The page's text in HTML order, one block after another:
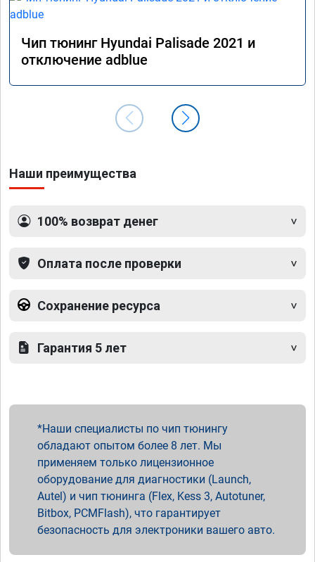
Чип тюнинг Hyundai Palisade 2021 и
отключение adblue
Наши преимущества
100% возврат денег
Оплата после проверки
Сохранение ресурса
Гарантия 5 лет
Наши специалисты по чип тюнингу
обладают опытом более 8 лет. Мы
применяем только лицензионное
оборудование для диагностики (Launch,
Autel) и чип тюнинга (Flex, Kess 3, Autotuner,
Bitbox, PCMFlash), что гарантирует
безопасность для электроники вашего авто.